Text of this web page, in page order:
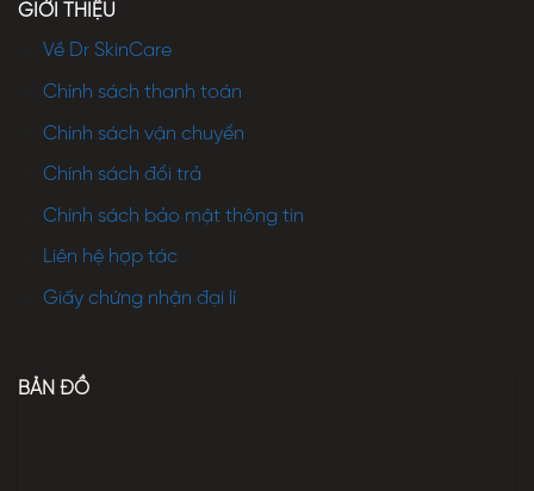
GIỚI THIỆU
Về Dr SkinCare
Chính sách thanh toán
Chính sách vận chuyển
Chính sách đổi trả
Chính sách bảo mật thông tin
Liên hệ hợp tác
Giấy chứng nhận đại lí
BẢN ĐỒ